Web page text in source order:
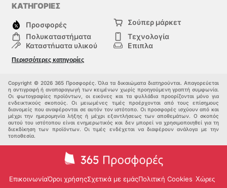
ΚΑΤΗΓΟΡΙΕΣ
Προσφορές
Σούπερ μάρκετ
Πολυκαταστήματα
Τεχνολογία
Καταστήματα υλικού
Επιπλα
μόδα
Σπορ
Περισσότερες κατηγορίες
Copyright © 2026 365 Προσφορές. Όλα τα δικαιώματα διατηρούνται. Απαγορεύεται
η αντιγραφή ή αναπαραγωγή των κειμένων χωρίς προηγούμενη γραπτή συμφωνία.
Οι φωτογραφίες προϊόντων, οι εικόνες και τα φυλλάδια προορίζονται μόνο για
ενδεικτικούς σκοπούς. Οι μειωμένες τιμές προέρχονται από τους επίσημους
διανομείς που αναφέρονται σε αυτόν τον ιστότοπο. Οι προσφορές ισχύουν από και
μέχρι την ημερομηνία λήξης ή μέχρι εξαντλήσεως των αποθεμάτων. Ο σκοπός
αυτού του ιστότοπου είναι ενημερωτικός και δεν μπορεί να χρησιμοποιηθεί για τη
διεκδίκηση των προϊόντων. Οι τιμές ενδέχεται να διαφέρουν ανάλογα με την
τοποθεσία.
ΕπικοινωνίαΌροι χρήσηςΣχετικά με εμάςΠολιτική Cookies Χώρες